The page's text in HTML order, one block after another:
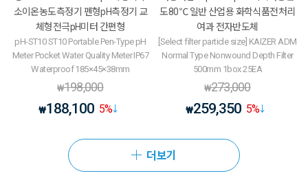
소이온농도측정기 펜형pH측정기 교
체형전극pH미터 간편형
pH-ST10 ST10 Portable Pen-Type pH
Meter Pocket Water Quality Meter IP67
Waterproof 185×45×38mm
₩198,000
₩188,100 5%
도80℃ 일반 산업용 화학식품전처리
여과 전자반도체
[Select filter particle size] KAIZER ADM
Normal Type Nonwound Depth Filter
500mm 1box 25EA
₩273,000
₩259,350 5%
더보기